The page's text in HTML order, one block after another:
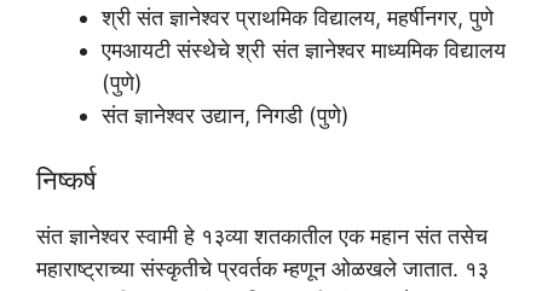
श्री संत ज्ञानेश्वर प्राथमिक विद्यालय, महर्षीनगर, पुणे
एम‌आयटी संस्थेचे श्री संत ज्ञानेश्वर माध्यमिक विद्यालय
(पुणे)
संत ज्ञानेश्वर उद्यान, निगडी (पुणे)
निष्कर्ष
संत ज्ञानेश्वर स्वामी हे १३व्या शतकातील एक महान संत तसेच
महाराष्ट्राच्या संस्कृतीचे प्रवर्तक म्हणून ओळखले जातात. १३